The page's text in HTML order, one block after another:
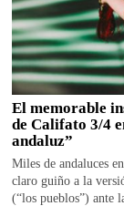
El memorable
de Califato 3/4
andaluz”
Miles de andaluces
claro guiño a la
(“los pueblos”) ante